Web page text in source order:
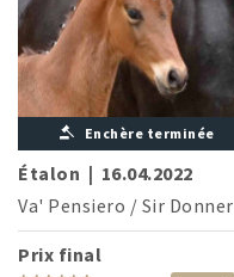
Enchère terminée
Étalon | 16.04.2022
Va' Pensiero / Sir Donnerhall
Prix final